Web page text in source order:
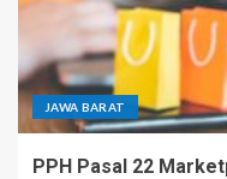
JAWA BARAT
PPH Pasal 22